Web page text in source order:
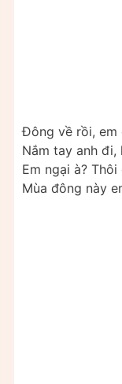
Đông về rồi, em
Nắm tay anh đi,
Em ngại à?
Mùa đông này